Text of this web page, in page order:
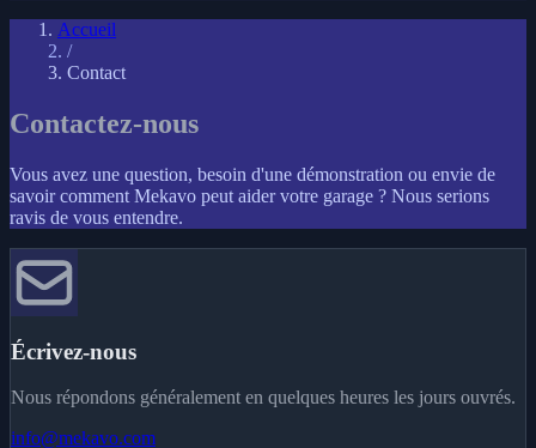
Accueil
/
Contact
Contactez-nous
Vous avez une question, besoin d'une démonstration ou envie de
savoir comment Mekavo peut aider votre garage ? Nous serions
ravis de vous entendre.
Écrivez-nous
Nous répondons généralement en quelques heures les jours ouvrés.
info@mekavo.com